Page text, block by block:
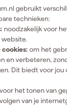
gebruikt
technieken:
noodzakelijk voor
om het
en verbeteren,
Dit biedt voor
voor het tonen van
van je
(2x
12V Li-
Morgen
Afgelopen 30
204,88